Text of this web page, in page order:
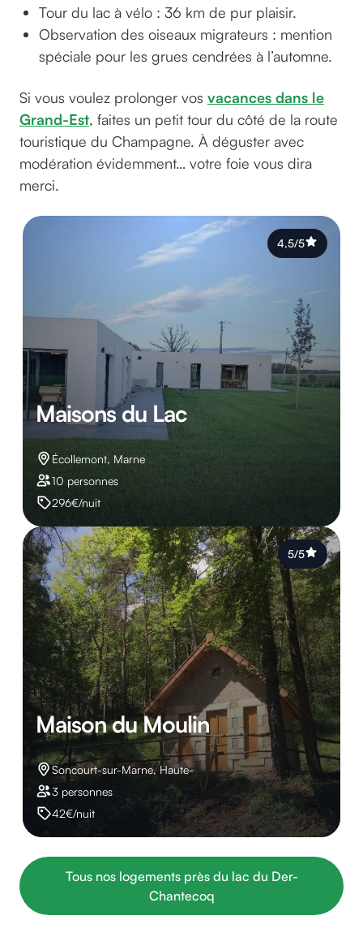
Tour du lac à vélo : 36 km de pur plaisir.
Observation des oiseaux migrateurs : mention
spéciale pour les grues cendrées à l’automne.
Si vous voulez prolonger vos vacances dans le
Grand-Est, faites un petit tour du côté de la route
touristique du Champagne. À déguster avec
modération évidemment… votre foie vous dira
merci.
Maisons du Lac
Écollemont, Marne
10 personnes
296€/nuit
4,5/5
Maison du Moulin
Soncourt-sur-Marne, Haute-
3 personnes
42€/nuit
5/5
Tous nos logements près du lac du Der-
Chantecoq